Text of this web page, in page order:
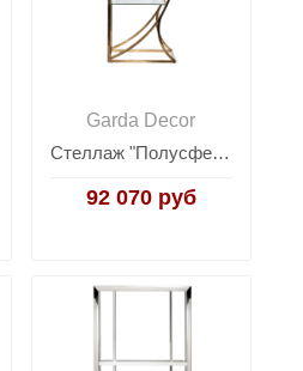
Garda Decor
Стеллаж "Полусфера" прозр.стекло/золото KFG087/1
92 070 руб